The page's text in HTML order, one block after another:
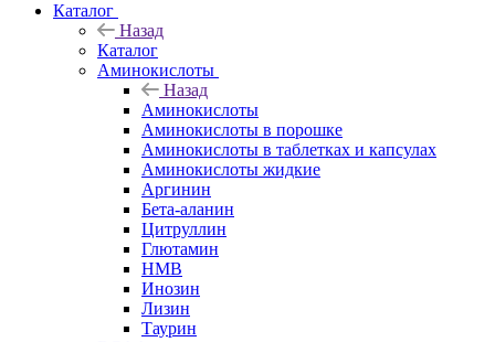
Каталог
Назад
Каталог
Аминокислоты
Назад
Аминокислоты
Аминокислоты в порошке
Аминокислоты в таблетках и капсулах
Аминокислоты жидкие
Аргинин
Бета-аланин
Цитруллин
Глютамин
HMB
Инозин
Лизин
Таурин